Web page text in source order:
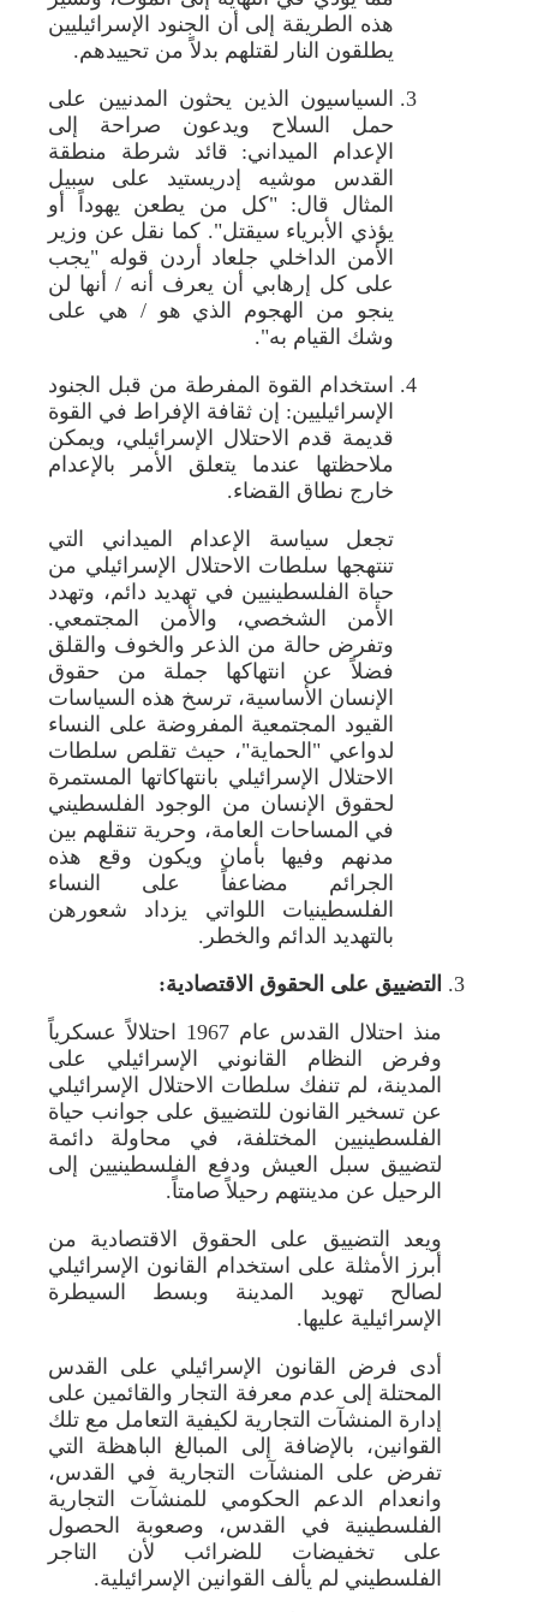
هذه الطريقة إلى أن الجنود الإسرائيليين
يطلقون النار لقتلهم بدلاً من تحييدهم.
السياسيون الذين يحثون المدنيين على
حمل السلاح ويدعون صراحة إلى
الإعدام الميداني: قائد شرطة منطقة
القدس موشيه إدريستيد على سبيل
المثال قال: "كل من يطعن يهوداً أو
يؤذي الأبرياء سيقتل". كما نقل عن وزير
الأمن الداخلي جلعاد أردن قوله "يجب
على كل إرهابي أن يعرف أنه / أنها لن
ينجو من الهجوم الذي هو / هي على
وشك القيام به".
استخدام القوة المفرطة من قبل الجنود
الإسرائيليين: إن ثقافة الإفراط في القوة
قديمة قدم الاحتلال الإسرائيلي، ويمكن
ملاحظتها عندما يتعلق الأمر بالإعدام
خارج نطاق القضاء.
تجعل سياسة الإعدام الميداني التي
تنتهجها سلطات الاحتلال الإسرائيلي من
حياة الفلسطينيين في تهديد دائم، وتهدد
الأمن الشخصي، والأمن المجتمعي.
وتفرض حالة من الذعر والخوف والقلق
فضلاً عن انتهاكها جملة من حقوق
الإنسان الأساسية، ترسخ هذه السياسات
القيود المجتمعية المفروضة على النساء
لدواعي "الحماية"، حيث تقلص سلطات
الاحتلال الإسرائيلي بانتهاكاتها المستمرة
لحقوق الإنسان من الوجود الفلسطيني
في المساحات العامة، وحرية تنقلهم بين
مدنهم وفيها بأمان ويكون وقع هذه
الجرائم مضاعفاً على النساء
الفلسطينيات اللواتي يزداد شعورهن
بالتهديد الدائم والخطر.
التضييق على الحقوق الاقتصادية:
منذ احتلال القدس عام 1967 احتلالاً عسكرياً
وفرض النظام القانوني الإسرائيلي على
المدينة، لم تنفك سلطات الاحتلال الإسرائيلي
عن تسخير القانون للتضييق على جوانب حياة
الفلسطينيين المختلفة، في محاولة دائمة
لتضييق سبل العيش ودفع الفلسطينيين إلى
الرحيل عن مدينتهم رحيلاً صامتاً.
ويعد التضييق على الحقوق الاقتصادية من
أبرز الأمثلة على استخدام القانون الإسرائيلي
لصالح تهويد المدينة وبسط السيطرة
الإسرائيلية عليها.
أدى فرض القانون الإسرائيلي على القدس
المحتلة إلى عدم معرفة التجار والقائمين على
إدارة المنشآت التجارية لكيفية التعامل مع تلك
القوانين، بالإضافة إلى المبالغ الباهظة التي
تفرض على المنشآت التجارية في القدس،
وانعدام الدعم الحكومي للمنشآت التجارية
الفلسطينية في القدس، وصعوبة الحصول
على تخفيضات للضرائب لأن التاجر
الفلسطيني لم يألف القوانين الإسرائيلية.